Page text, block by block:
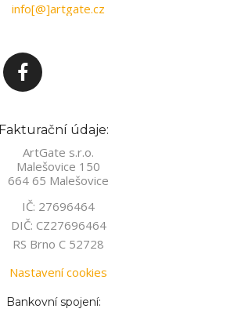
info[@]artgate.cz
Fakturační údaje:
ArtGate s.r.o.
Malešovice 150
664 65 Malešovice
IČ: 27696464
DIČ: CZ27696464
RS Brno C 52728
Nastavení cookies
Bankovní spojení: